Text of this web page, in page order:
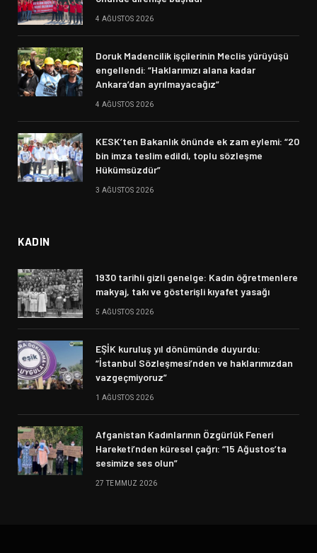
4 AĞUSTOS 2026
Doruk Madencilik işçilerinin Meclis yürüyüşü
engellendi: “Haklarımızı alana kadar
Ankara’dan ayrılmayacağız”
4 AĞUSTOS 2026
KESK’ten Bakanlık önünde ek zam eylemi: “20
bin imza teslim edildi, toplu sözleşme
Hükümsüzdür”
3 AĞUSTOS 2026
KADIN
1930 tarihli gizli genelge: Kadın öğretmenlere
makyaj, takı ve gösterişli kıyafet yasağı
5 AĞUSTOS 2026
EŞİK kuruluş yıl dönümünde duyurdu:
“İstanbul Sözleşmesi’nden ve haklarımızdan
vazgeçmiyoruz”
1 AĞUSTOS 2026
Afganistan Kadınlarının Özgürlük Feneri
Hareketi’nden küresel çağrı: “15 Ağustos’ta
sesimize ses olun”
27 TEMMUZ 2026